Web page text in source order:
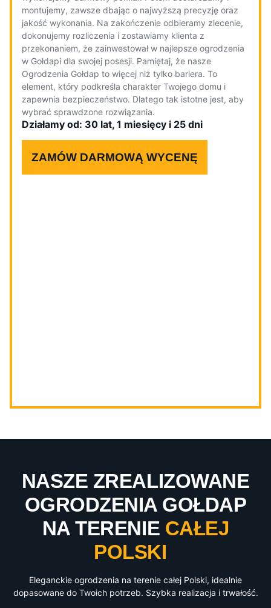
montujemy, zawsze dbając o najwyższą precyzję oraz
jakość wykonania. Na zakończenie odbieramy zlecenie,
dokonujemy rozliczenia i zostawiamy klienta z
przekonaniem, że zainwestował w najlepsze ogrodzenia
w Gołdapi dla swojej posesji. Pamiętaj, że nasze
Ogrodzenia Gołdap to więcej niż tylko bariera. To
element, który podkreśla charakter Twojego domu i
zapewnia bezpieczeństwo. Dlatego tak istotne jest, aby
wybrać sprawdzone rozwiązania.
Działamy od: 30 lat, 1 miesięcy i 25 dni
ZAMÓW DARMOWĄ WYCENĘ
NASZE ZREALIZOWANE
OGRODZENIA GOŁDAP
NA TERENIE CAŁEJ
POLSKI
Eleganckie ogrodzenia na terenie całej Polski, idealnie
dopasowane do Twoich potrzeb. Szybka realizacja i trwałość.